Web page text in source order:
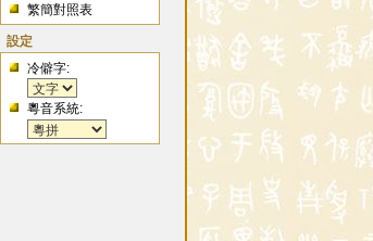
繁簡對照表
設定
冷僻字:
粵音系統: